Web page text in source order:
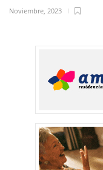
Noviembre, 2023